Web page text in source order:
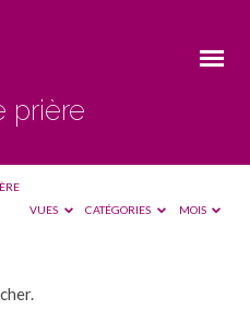
prière
VUES
CATÉGORIES MOIS